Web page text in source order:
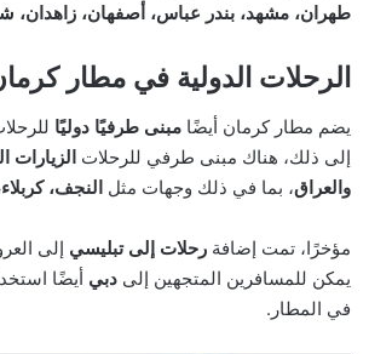
طهران، مشهد، بندر عباس، أصفهان، زاهدان،
الرحلات الدولية في مطار
يضم مطار كرمان أيضًا مبنى طرفيًا دوليًا
إلى ذلك، هناك مبنى طرفي للرحلات الزيارات
والعراق، بما في ذلك وجهات مثل النجف،
مؤخرًا، تمت إضافة رحلات إلى تبليسي إلى
يمكن للمسافرين المتجهين إلى دبي أيضًا
في المطار.